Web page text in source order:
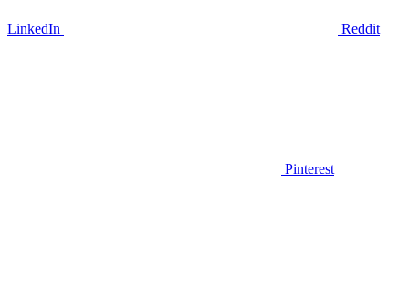
LinkedIn Reddit
Pinterest